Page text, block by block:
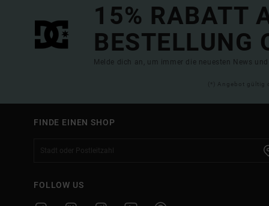
15% RABATT
BESTELLUNG
Melde dich an, um immer die neuesten News
(*) Angebot gültig
FINDE EINEN SHOP
FOLLOW US